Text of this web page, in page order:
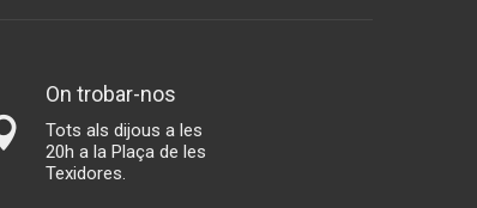
On trobar-nos
Tots als dijous a les
20h a la Plaça de les
Texidores.